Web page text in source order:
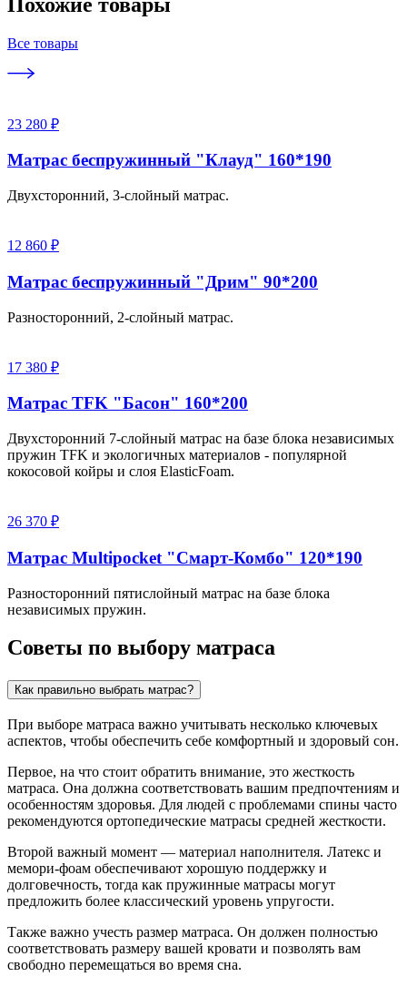
Все товары
23 280 ₽
Матрас беспружинный "Клауд" 160*190
Двухсторонний, 3-слойный матрас.
12 860 ₽
Матрас беспружинный "Дрим" 90*200
Разносторонний, 2-слойный матрас.
17 380 ₽
Матрас TFK "Басон" 160*200
Двухсторонний 7-слойный матрас на базе блока независимых
пружин TFK и экологичных материалов - популярной
кокосовой койры и слоя ElasticFoam.
26 370 ₽
Матрас Multipocket "Смарт-Комбо" 120*190
Разносторонний пятислойный матрас на базе блока
независимых пружин.
Советы по выбору матраса
Как правильно выбрать матрас?
При выборе матраса важно учитывать несколько ключевых
аспектов, чтобы обеспечить себе комфортный и здоровый сон.
Первое, на что стоит обратить внимание, это жесткость
матраса. Она должна соответствовать вашим предпочтениям и
особенностям здоровья. Для людей с проблемами спины часто
рекомендуются ортопедические матрасы средней жесткости.
Второй важный момент — материал наполнителя. Латекс и
мемори-фоам обеспечивают хорошую поддержку и
долговечность, тогда как пружинные матрасы могут
предложить более классический уровень упругости.
Также важно учесть размер матраса. Он должен полностью
соответствовать размеру вашей кровати и позволять вам
свободно перемещаться во время сна.